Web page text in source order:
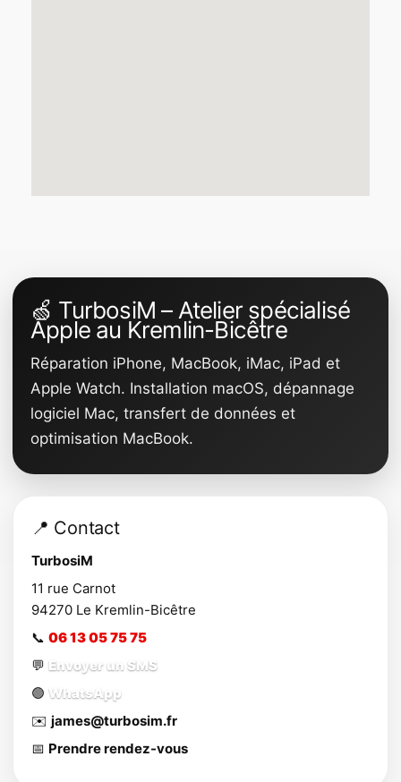
🍏 TurbosiM – Atelier spécialisé
Apple au Kremlin-Bicêtre
Réparation iPhone, MacBook, iMac, iPad et
Apple Watch. Installation macOS, dépannage
logiciel Mac, transfert de données et
optimisation MacBook.
📍 Contact
TurbosiM
11 rue Carnot
94270 Le Kremlin-Bicêtre
📞 06 13 05 75 75
💬 Envoyer un SMS
🟢 WhatsApp
✉️ james@turbosim.fr
📅 Prendre rendez-vous